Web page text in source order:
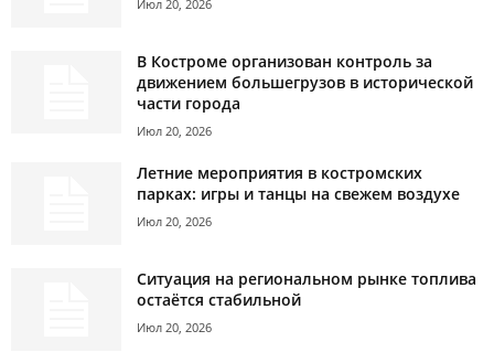
Июл 20, 2026
В Костроме организован контроль за
движением большегрузов в исторической
части города
Июл 20, 2026
Летние мероприятия в костромских
парках: игры и танцы на свежем воздухе
Июл 20, 2026
Ситуация на региональном рынке топлива
остаётся стабильной
Июл 20, 2026